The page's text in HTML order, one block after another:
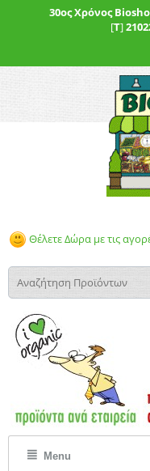
30ος Χρόνος
[T]
Θέλετε Δώρα με τις
Menu